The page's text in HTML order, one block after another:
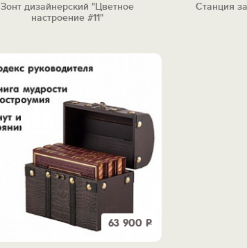
Зонт дизайнерский "Цветное
настроение #11"
Станция
63 900 Р